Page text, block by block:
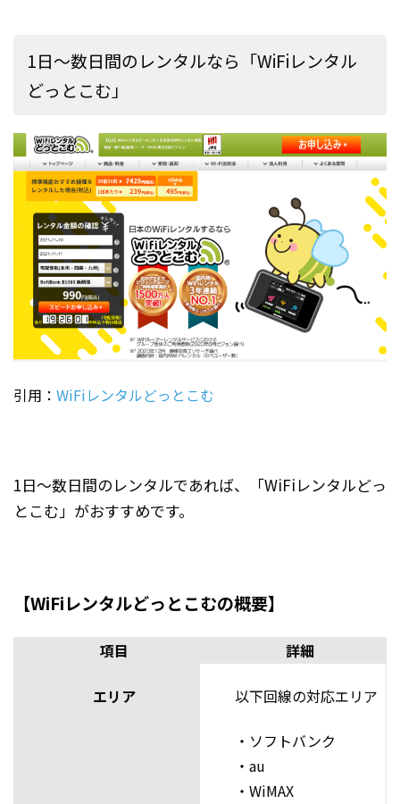
1日～数日間のレンタルなら「WiFiレンタル
どっとこむ」
引用： WiFiレンタルどっとこむ
1日～数日間のレンタルであれば、「WiFiレンタルどっ
とこむ」がおすすめです。
【WiFiレンタルどっとこむの概要】
項目 詳細
エリア 以下回線の対応エリア
・ソフトバンク
・au
・WiMAX